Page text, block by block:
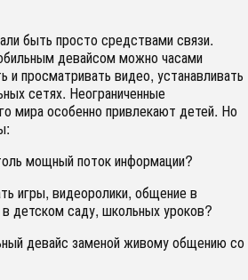
быть просто средствами связи.
девайсом можно часами
и просматривать видео, устанавливать
сетях. Неограниченные
мира особенно привлекают детей. Но
мощный поток информации?
игры, видеоролики, общение в
в детском саду, школьных уроков?
девайс заменой живому общению со